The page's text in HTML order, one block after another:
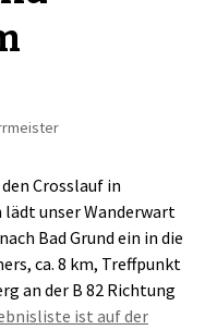
Crosslauf in
unser Wanderwart
Bad Grund ein in die
ca. 8 km, Treffpunkt
an der B 82 Richtung
ist auf der